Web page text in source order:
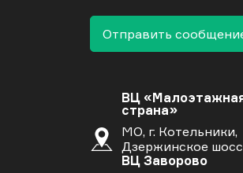
Отправить
ВЦ
страна»
МО, г. Котельники,
Дзержинское
ВЦ Заворово